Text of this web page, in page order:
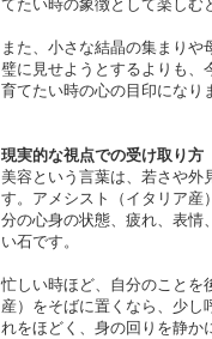
てたい時の象徴として楽しむ
また、小さな結晶の集まり
璧に見せようとするよりも、
育てたい時の心の目印になり
現実的な視点での受け取り方
美容という言葉は、若さや外
す。アメシスト（イタリア産
分の心身の状態、疲れ、表情
い石です。
忙しい時ほど、自分のことを
産）をそばに置くなら、少し
れをほどく、身の回りを静か